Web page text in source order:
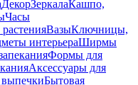
ДекорЗеркалаКашпо,
Часы
ВазыКлючницы,
интерьераШирмы
Формы для
Аксессуары для
выпечкиБытовая